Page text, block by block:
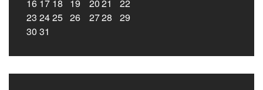
16 17 18 19 2021
22
23 2425 26 2728
29
30 31